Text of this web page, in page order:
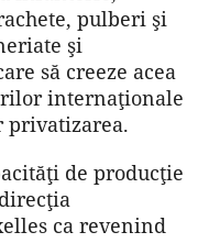
pulberi şi
şi
să creeze acea
internaţionale
privatizarea.
de producţie
ca revenind